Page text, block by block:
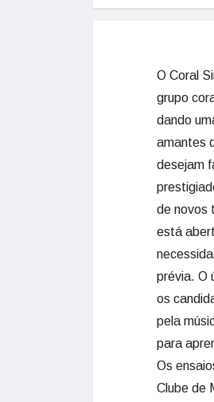
O Coral
grupo
dando
amantes
desejam
de novos
está
prévia. O
os
pela
para
Os
Clube de